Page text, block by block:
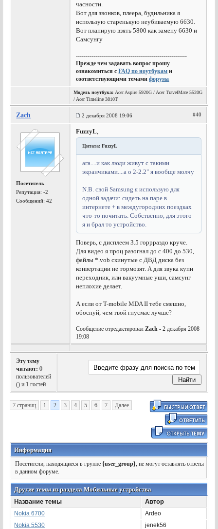
часности.
Вот для звонков, плеера, будильника я
использую старенькую неубиваемую 6630.
Вот планирую взять 5800 как замену 6630 и
Самсунгу
---------------------------------------------------------
Прежде чем задавать вопрос прошу
ознакомиться сFAQ по ноутбукам и
соответствующими темамифорума
Модель ноутбука: Acer Aspire 5920G / Acer TravelMate 5520G
/ Acer Timeline 3810T
Zach 2 декабря 2008 19:06 #40
Посетитель
Репутация:-2
Сообщений: 42
FuzzyL,
Цитата: FuzzyL
ага....и как люди живут с такими
экранчиками....а о 2-2.2" я вообще молчу
N.B. свой Samsung я использую для
одной задачи: сидеть на паре в
интернете + в междугородних поездках
что-то почитать. Собственно, для этого
я и брал то устройство.
Поверь, с дисплеем 3.5 горрраздо круче.
Для видео я проц разогнал до с 400 до 530,
файлы *.vob скинутые с ДВД диска без
конвертации не тормозят. А для звука купи
переходник, или вакуумные уши, самсунг
неплохие делает.
А если от T-mobile MDA II тебе смешно,
обоснуй, чем твой гнусмас лучше?
Сообщение отредактировалZach - 2 декабря 2008
19:08
Эту тему
читают: 0
пользователей
() и 1 гостей
7 страниц 1 2 3 4 5 6 7 Далее
Информация
Посетители, находящиеся в группе{user_group}, не могут оставлять ответы
в данном форуме.
Другие темы из раздела Мобильные устройства
Название темы
Автор
Nokia 6700
Ardeo
Nokia 5530
jenek56